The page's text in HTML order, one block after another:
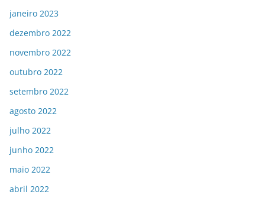
janeiro 2023
dezembro 2022
novembro 2022
outubro 2022
setembro 2022
agosto 2022
julho 2022
junho 2022
maio 2022
abril 2022